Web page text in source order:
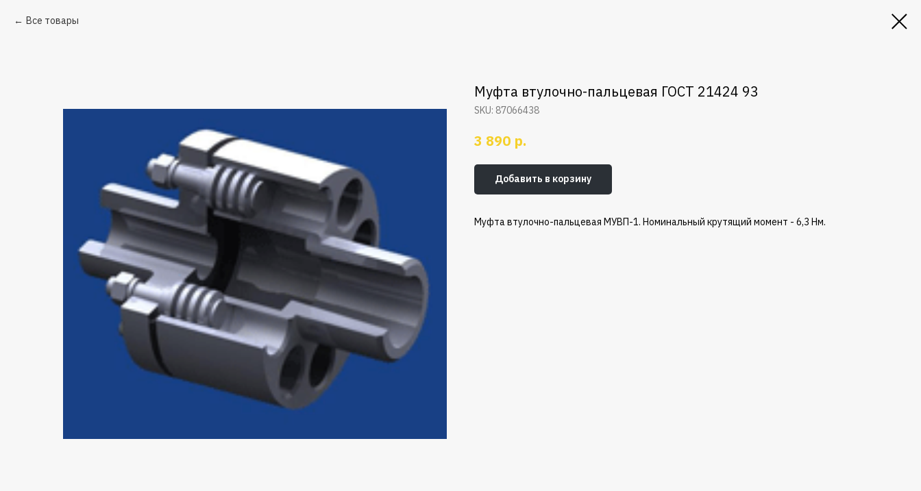
Все товары
Муфта втулочно-пальцевая ГОСТ 21424 93
SKU: 87066438
3 890 р.
Добавить в корзину
Муфта втулочно-пальцевая МУВП-1. Номинальный крутящий момент - 6,3 Нм.